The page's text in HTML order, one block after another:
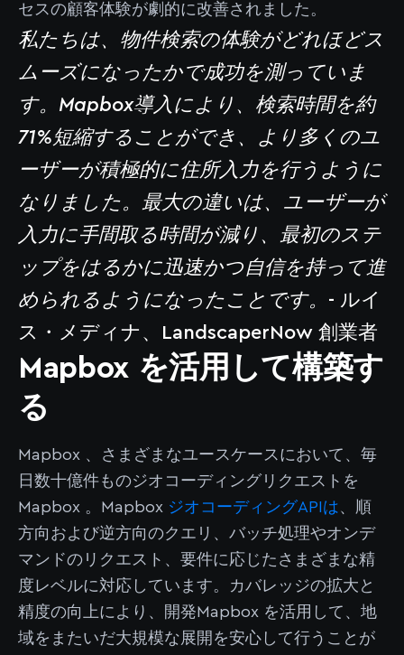
セスの顧客体験が劇的に改善されました。
私たちは、物件検索の体験がどれほどス
ムーズになったかで成功を測っていま
す。Mapbox導入により、検索時間を約
71%短縮することができ、より多くのユ
ーザーが積極的に住所入力を行うように
なりました。最大の違いは、ユーザーが
入力に手間取る時間が減り、最初のステ
ップをはるかに迅速かつ自信を持って進
められるようになったことです。 - ルイ
ス・メディナ、LandscaperNow 創業者
Mapbox を活用して構築す
る
Mapbox 、さまざまなユースケースにおいて、毎
日数十億件ものジオコーディングリクエストを
Mapbox 。Mapbox ジオコーディングAPIは、順
方向および逆方向のクエリ、バッチ処理やオンデ
マンドのリクエスト、要件に応じたさまざまな精
度レベルに対応しています。カバレッジの拡大と
精度の向上により、開発Mapbox を活用して、地
域をまたいだ大規模な展開を安心して行うことが